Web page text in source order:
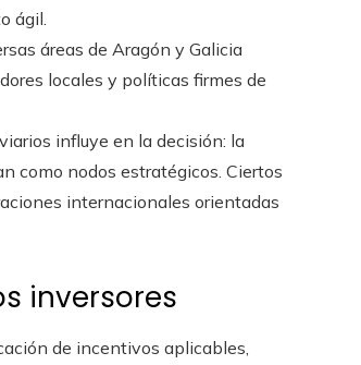
ágil.
áreas de Aragón y Galicia
locales y políticas firmes de
influye en la decisión: la
como nodos estratégicos. Ciertos
internacionales orientadas
inversores
de incentivos aplicables,